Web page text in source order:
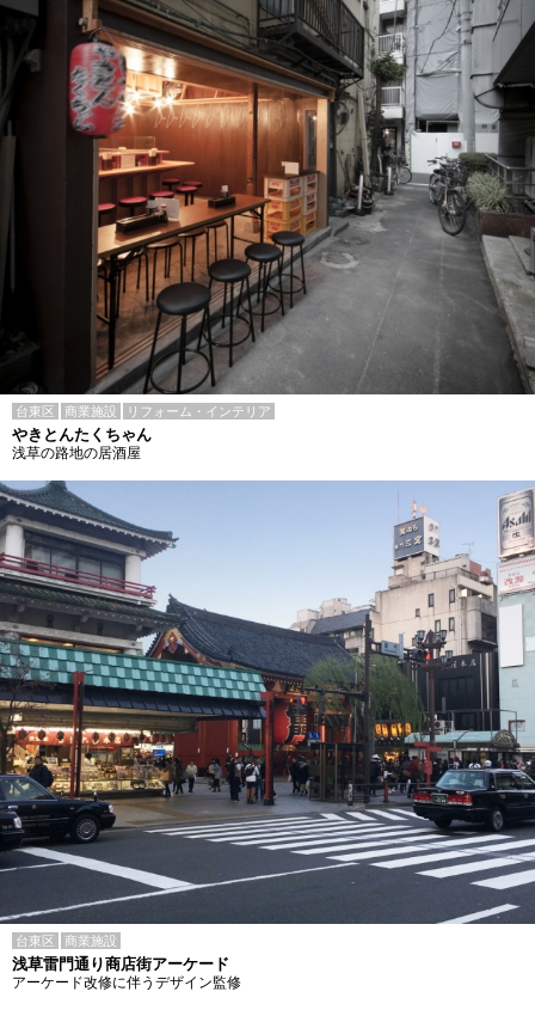
台東区 商業施設 リフォーム・インテリア
やきとんたくちゃん
浅草の路地の居酒屋
台東区 商業施設
浅草雷門通り商店街アーケード
アーケード改修に伴うデザイン監修